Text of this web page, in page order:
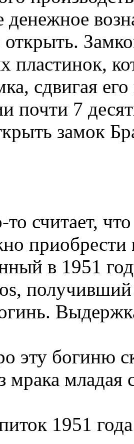
денежное
открыть.
пластинок,
сдвигая
почти 7
замок
считает,
приобрести
в 1951
получивший
эту богиню
мрака младая
1951